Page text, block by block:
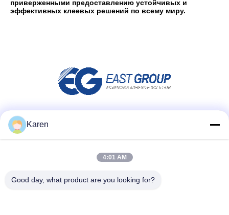
приверженными предоставлению устойчивых и
эффективных клеевых решений по всему миру.
Karen
4:01 AM
Good day, what product are you looking for?